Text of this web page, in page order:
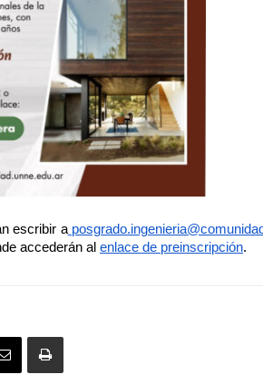
escribir a
accederán al enlace de preinscripción.